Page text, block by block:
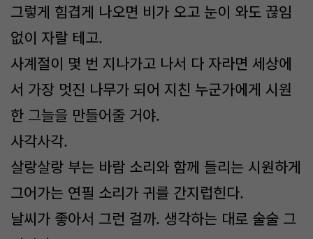
그렇게 힘겹게 나오면 비가 오고 눈이 와도 끊임
없이 자랄 테고.
사계절이 몇 번 지나가고 나서 다 자라면 세상에
서 가장 멋진 나무가 되어 지친 누군가에게 시원
한 그늘을 만들어줄 거야.
사각사각.
살랑살랑 부는 바람 소리와 함께 들리는 시원하게
그어가는 연필 소리가 귀를 간지럽힌다.
날씨가 좋아서 그런 걸까. 생각하는 대로 술술 그